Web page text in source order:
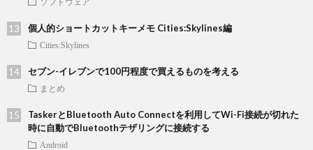
個人的ショートカットキーメモ Cities:Skylines編
Cities:Skylines
セブン-イレブンで100円程度で買えるものを考える
まとめ
TaskerとBluetooth Auto Connectを利用してWi-Fi接続が切れた
時に自動でBluetoothテザリングに接続する
Android